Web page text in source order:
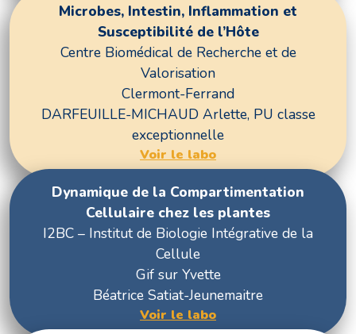
Microbes, Intestin, Inflammation et
Susceptibilité de l’Hôte
Centre Biomédical de Recherche et de
Valorisation
Clermont-Ferrand
DARFEUILLE-MICHAUD Arlette, PU classe
exceptionnelle
Voir le labo
Dynamique de la Compartimentation
Cellulaire chez les plantes
I2BC – Institut de Biologie Intégrative de la
Cellule
Gif sur Yvette
Béatrice Satiat-Jeunemaitre
Voir le labo